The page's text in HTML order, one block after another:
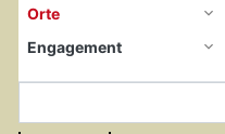
Orte
Engagement